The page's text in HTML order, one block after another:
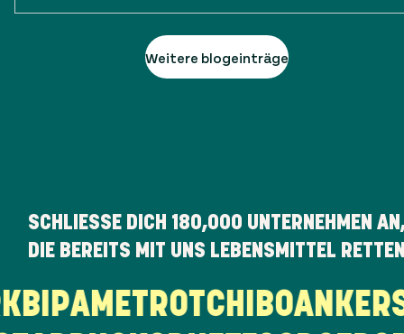
Weitere blogeinträge
SCHLIESSE DICH 180,000 UNTERNEHMEN
DIE BEREITS MIT UNS LEBENSMITTEL
BIPA METROTCHIBO